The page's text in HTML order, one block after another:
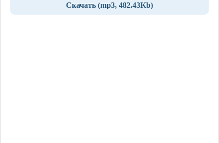
Скачать (mp3, 482.43Kb)